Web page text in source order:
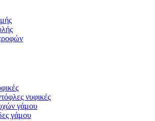
νυφικές
γάμου
γάμου